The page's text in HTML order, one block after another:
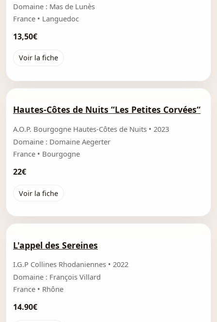
Domaine : Mas de Lunès
France • Languedoc
13,50€
Voir la fiche
Hautes-Côtes de Nuits “Les Petites Corvées“
A.O.P. Bourgogne Hautes-Côtes de Nuits • 2023
Domaine : Domaine Aegerter
France • Bourgogne
22€
Voir la fiche
L'appel des Sereines
I.G.P Collines Rhodaniennes • 2022
Domaine : François Villard
France • Rhône
14.90€